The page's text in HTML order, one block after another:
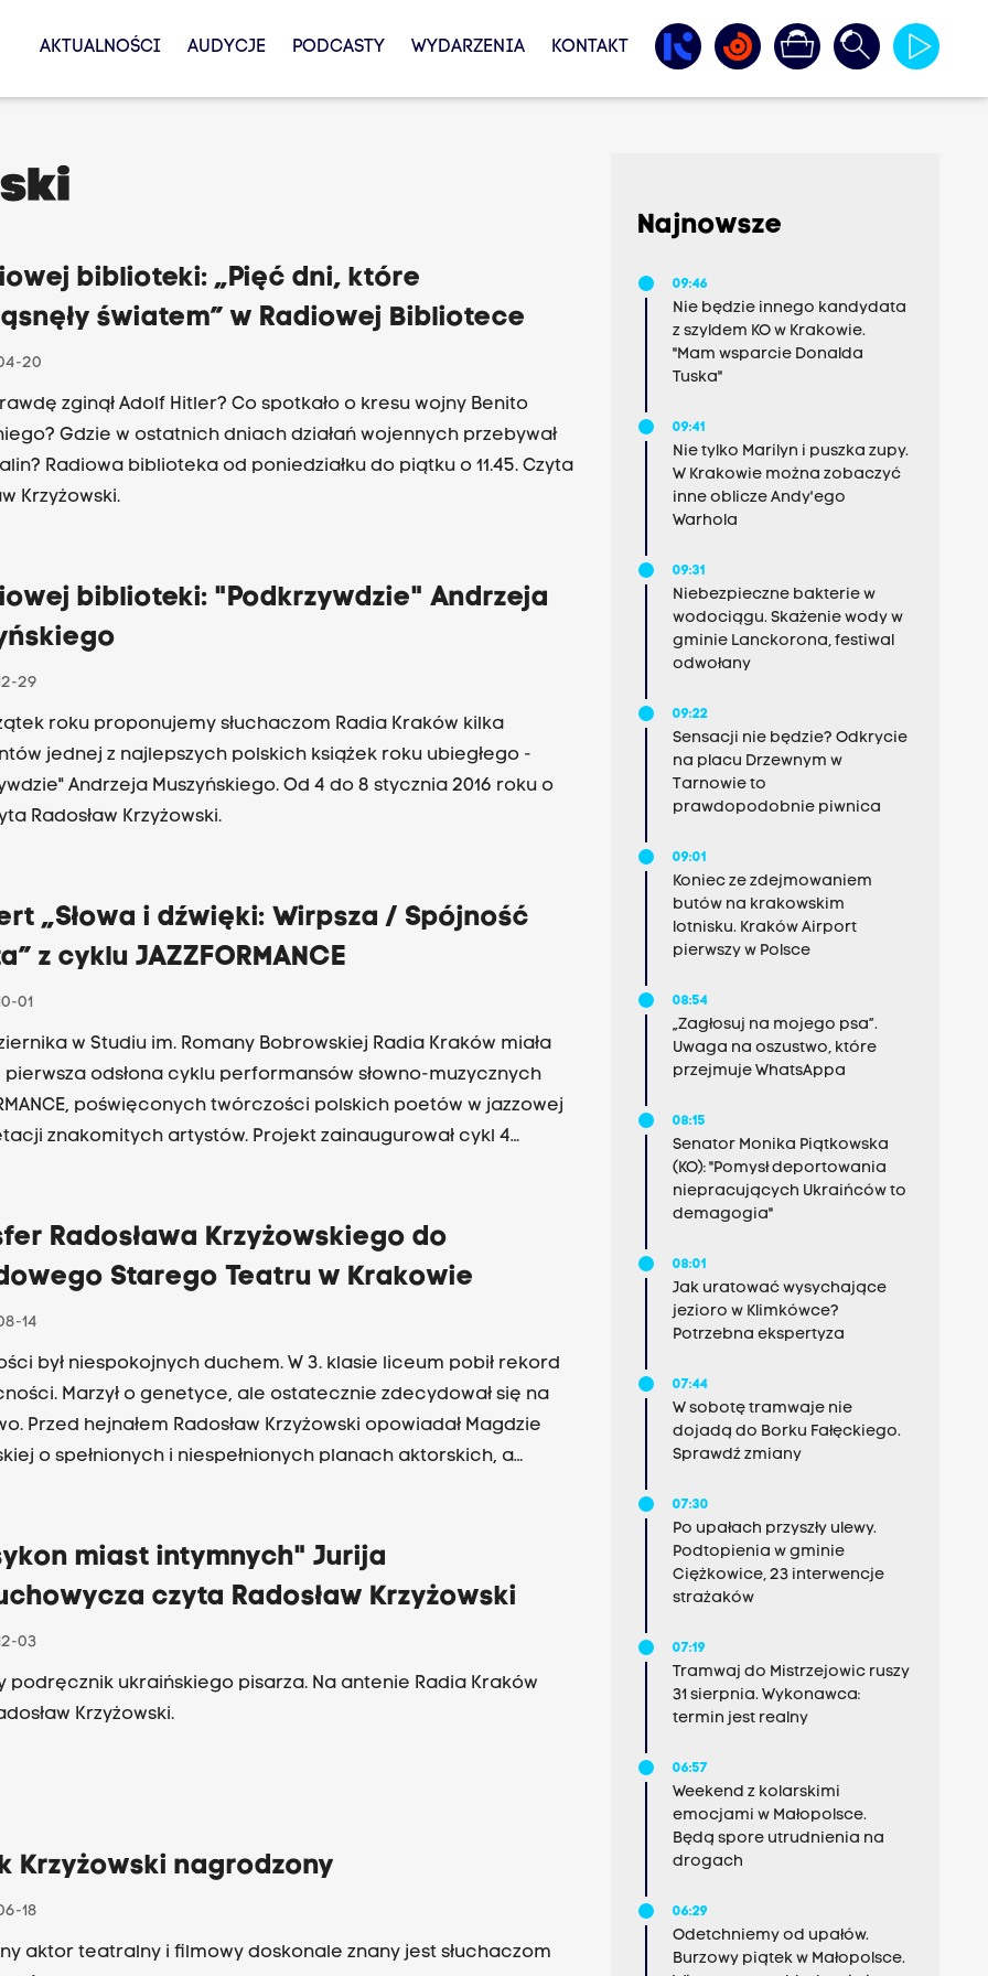
AKTUALNOŚCI AUDYCJE PODCASTY WYDARZENIA KONTAKT
biblioteki: „Pięć dni, które
światem” w Radiowej Bibliotece
20
zginął Adolf Hitler? Co spotkało o kresu wojny Benito
Gdzie w ostatnich dniach działań wojennych przebywał
Radiowa biblioteka od poniedziałku do piątku o 11.45. Czyta
Krzyżowski.
biblioteki: "Podkrzywdzie" Andrzeja
29
roku proponujemy słuchaczom Radia Kraków kilka
jednej z najlepszych polskich książek roku ubiegłego -
Andrzeja Muszyńskiego. Od 4 do 8 stycznia 2016 roku o
Radosław Krzyżowski.
„Słowa i dźwięki: Wirpsza / Spójność
z cyklu JAZZFORMANCE
01
Radia Kraków miała
odsłona cyklu performansów słowno-muzycznych
poświęconych twórczości polskich poetów w jazzowej
znakomitych artystów. Projekt zainaugurował cykl 4
oraz aktor Radosław Krzyżowski przedstawią
Witolda Wirpszy oraz inspirowane nimi kompozycje muzyczne.
na naszej antenie we wtorek po 22.
Radosława Krzyżowskiego do
Starego Teatru w Krakowie
14
był niespokojnych duchem. W 3. klasie liceum pobił rekord
zdecydował się na
Przed hejnałem Radosław Krzyżowski opowiadał Magdzie
o spełnionych i niespełnionych planach aktorskich, a
miast intymnych" Jurija
czyta Radosław Krzyżowski
03
podręcznik ukraińskiego pisarza. Na antenie Radia Kraków
Krzyżowski.
Krzyżowski nagrodzony
18
aktor teatralny i filmowy doskonale znany jest słuchaczom
Najnowsze
09:46
Nie będzie innego kandydata
z szyldem KO w Krakowie.
"Mam wsparcie Donalda
Tuska"
09:41
Nie tylko Marilyn i puszka zupy.
W Krakowie można zobaczyć
inne oblicze Andy'ego
Warhola
09:31
Niebezpieczne bakterie w
wodociągu. Skażenie wody w
gminie Lanckorona, festiwal
odwołany
09:22
Sensacji nie będzie? Odkrycie
na placu Drzewnym w
Tarnowie to
prawdopodobnie piwnica
09:01
Koniec ze zdejmowaniem
butów na krakowskim
lotnisku. Kraków Airport
pierwszy w Polsce
08:54
„Zagłosuj na mojego psa”.
Uwaga na oszustwo, które
przejmuje WhatsAppa
08:15
Senator Monika Piątkowska
(KO): "Pomysł deportowania
niepracujących Ukraińców to
demagogia"
08:01
Jak uratować wysychające
jezioro w Klimkówce?
Potrzebna ekspertyza
07:44
W sobotę tramwaje nie
dojadą do Borku Fałęckiego.
Sprawdź zmiany
07:30
Po upałach przyszły ulewy.
Podtopienia w gminie
Ciężkowice, 23 interwencje
strażaków
07:19
Tramwaj do Mistrzejowic ruszy
31 sierpnia. Wykonawca:
termin jest realny
06:57
Weekend z kolarskimi
emocjami w Małopolsce.
Będą spore utrudnienia na
drogach
06:29
Odetchniemy od upałów.
Burzowy piątek w Małopolsce.